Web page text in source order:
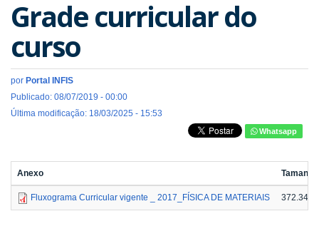
Grade curricular do
curso
por Portal INFIS
Publicado: 08/07/2019 - 00:00
Última modificação: 18/03/2025 - 15:53
Whatsapp
Anexo Tamanho
Fluxograma Curricular vigente _ 2017_FÍSICA DE MATERIAIS 372.34